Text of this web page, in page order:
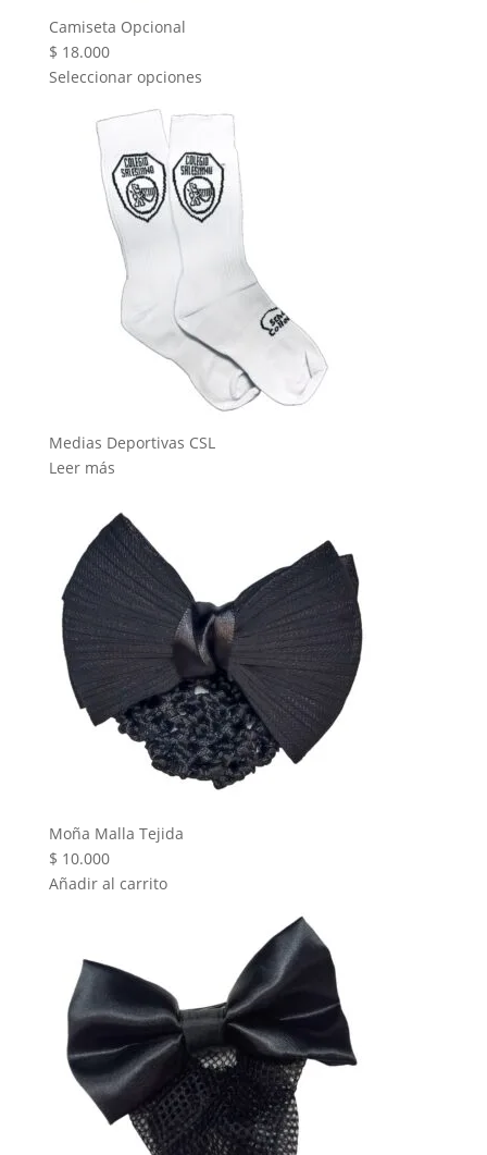
Camiseta Opcional
$ 18.000
Seleccionar opciones
Medias Deportivas CSL
Leer más
Moña Malla Tejida
$ 10.000
Añadir al carrito